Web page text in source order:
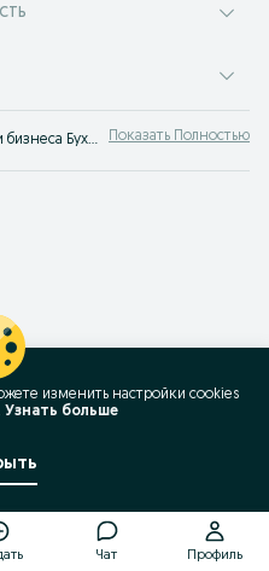
Услуги по созданию и автоматизации бизнеса Бухарская область ⭐ Разработка сайтов визиток, интернет магазинов, корпоративных порталов и другое на OLX.uz! Показать Полностью
Чат Профиль
изменить настройки cookies
Узнать больше